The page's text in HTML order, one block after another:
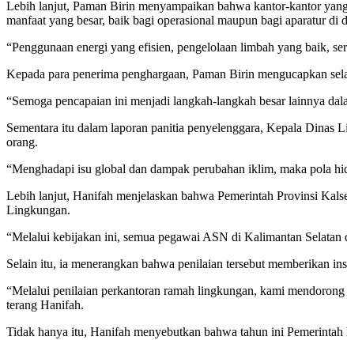
Lebih lanjut, Paman Birin menyampaikan bahwa kantor-kantor
manfaat yang besar, baik bagi operasional maupun bagi aparatur di
“Penggunaan energi yang efisien, pengelolaan limbah yang baik,
Kepada para penerima penghargaan, Paman Birin mengucapkan
“Semoga pencapaian ini menjadi langkah-langkah besar lainnya
Sementara itu dalam laporan panitia penyelenggara, Kepala
orang.
“Menghadapi isu global dan dampak perubahan iklim, maka pola
Lebih lanjut, Hanifah menjelaskan bahwa Pemerintah Provinsi
Lingkungan.
“Melalui kebijakan ini, semua pegawai ASN di Kalimantan
Selain itu, ia menerangkan bahwa penilaian tersebut memberikan
“Melalui penilaian perkantoran ramah lingkungan, kami
terang Hanifah.
Tidak hanya itu, Hanifah menyebutkan bahwa tahun ini